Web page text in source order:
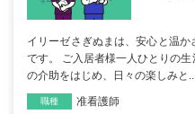
イリーゼさぎぬまは、安心と温
です。 ご入居者様一人ひとりの
の介助をはじめ、日々の楽しみと...
職種 准看護師